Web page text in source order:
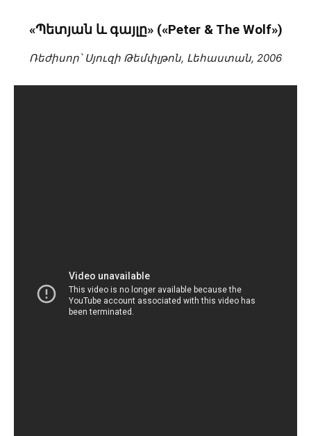
«Պետյան և գայլը» («Peter & The Wolf»)
Ռեժիսոր՝ Սյուզի Թեմփլթոն, Լեհաստան, 2006